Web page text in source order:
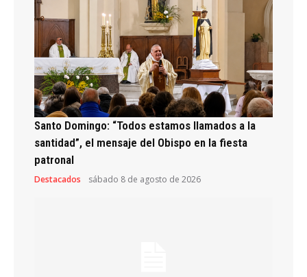
Santo Domingo: “Todos estamos llamados a la
santidad”, el mensaje del Obispo en la fiesta
patronal
Destacados sábado 8 de agosto de 2026